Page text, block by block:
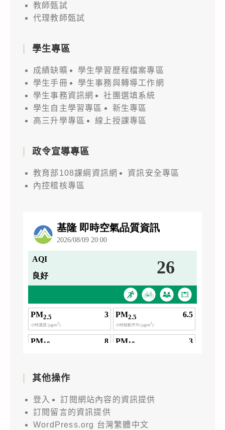
教師甄試
代理教師甄試
學生專區
成績缺曠
學生學習歷程檔案專區
學生手冊
學生事務與轉導工作網
學生事務資訊網
社團選填系統
學生自主學習專區
新生專區
高三升學專區
線上授課專區
政令宣導專區
教育部108課綱資訊網
資訊安全專區
內控稽核專區
其他操作
登入
訂閱網站內容的資訊提供
訂閱留言的資訊提供
WordPress.org 台灣繁體中文